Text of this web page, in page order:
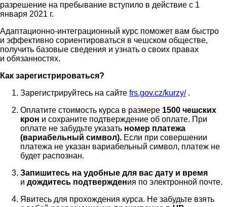
разрешение на пребывание вступило в действие с 1
января 2021 г.
Адаптационно-интеграционный курс поможет вам быстро
и эффективно сориентироваться в чешском обществе,
получить базовые сведения и узнать о своих правах
и обязанностях.
Как зарегистрироваться?
Зарегистрируйтесь на сайте frs.gov.cz/kurzy/.
Оплатите стоимость курса в размере 1500 чешских
крон и сохраните подтверждение об оплате. При
оплате не забудьте указать номер платежа
(вариабельный символ). Если при совершении
платежа не указан вариабельный символ, платеж не
будет распознан.
Запишитесь на удобные для вас дату и время
и дождитесь подтверждения по электронной почте.
Явитесь для прохождения курса. Не забудьте взять